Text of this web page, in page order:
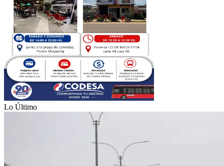
Lo Último